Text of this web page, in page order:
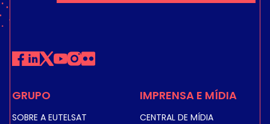
GRUPO
SOBRE A EUTELSAT
IMPRENSA E MÍDIA
CENTRAL DE MÍDIA